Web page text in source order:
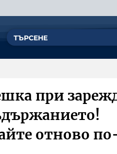
при
отново